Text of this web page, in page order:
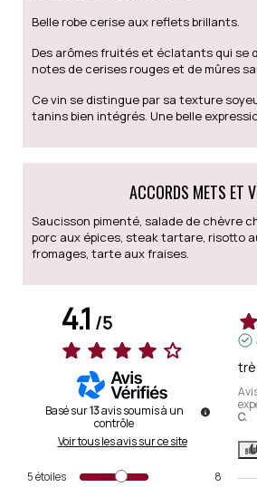
Belle robe cerise aux reflets brillants.
Des arômes fruités et éclatants qui se
notes de cerises rouges et de mûres
Ce vin se distingue par sa texture
tanins bien intégrés. Une belle
ACCORDS METS ET
Saucisson pimenté, salade de chèvre
porc aux épices, steak tartare, risotto
fromages, tarte aux fraises.
4.1/5
Basé sur13avis soumis à un
contrôle
Voir tous les avis sur ce site
5étoiles
8
C.